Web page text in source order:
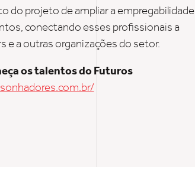
do projeto de ampliar a empregabilidade
conectando esses profissionais a
e a outras organizações do setor.
os talentos do Futuros